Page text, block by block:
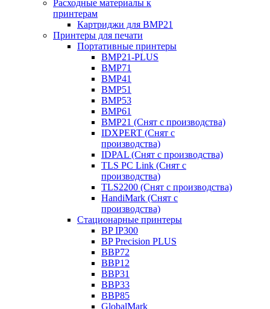
Расходные материалы к
принтерам
Картриджи для BMP21
Принтеры для печати
Портативные принтеры
BMP21-PLUS
BMP71
BMP41
BMP51
BMP53
BMP61
BMP21 (Снят с производства)
IDXPERT (Снят с
производства)
IDPAL (Снят с производства)
TLS PC Link (Снят с
производства)
TLS2200 (Снят с производства)
HandiMark (Снят с
производства)
Стационарные принтеры
BP IP300
BP Precision PLUS
BBP72
BBP12
BBP31
BBP33
BBP85
GlobalMark